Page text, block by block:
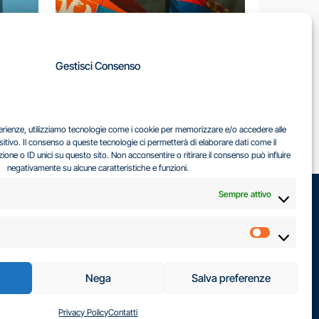
Gestisci Consenso
utilizziamo tecnologie come i cookie per memorizzare e/o accedere alle
Il consenso a queste tecnologie ci permetterà di elaborare dati come il
o ID unici su questo sito. Non acconsentire o ritirare il consenso può influire
negativamente su alcune caratteristiche e funzioni.
Sempre attivo
Nega Salva preferenze
Privacy PolicyContatti